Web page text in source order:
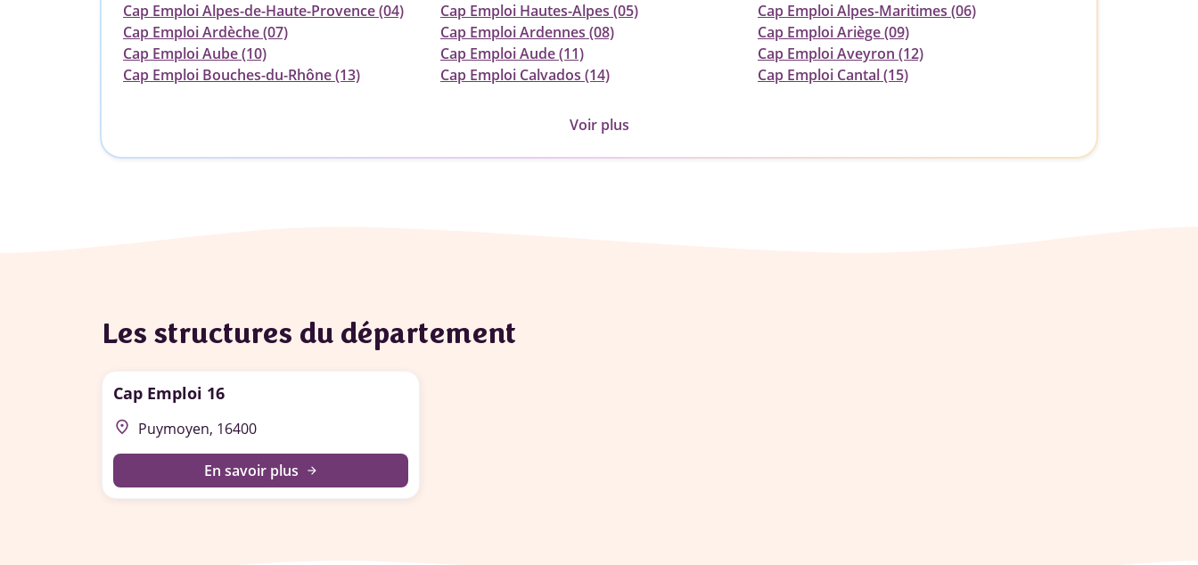
Cap Emploi Alpes-de-Haute-Provence (04)
Cap Emploi Hautes-Alpes (05)
Cap Emploi Alpes-Maritimes (06)
Cap Emploi Ardèche (07)
Cap Emploi Ardennes (08)
Cap Emploi Ariège (09)
Cap Emploi Aube (10)
Cap Emploi Aude (11)
Cap Emploi Aveyron (12)
Cap Emploi Bouches-du-Rhône (13)
Cap Emploi Calvados (14) Cap Emploi Cantal (15)
Voir plus
Les structures du département
Cap Emploi 16
place Puymoyen, 16400
En savoir plus arrow_forward